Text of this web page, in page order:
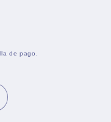
de pago.